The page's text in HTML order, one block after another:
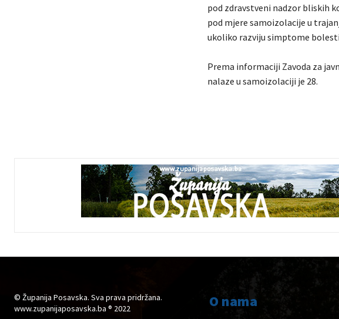
pod zdravstveni nadzor bliskih
pod mjere samoizolacije u
ukoliko razviju simptome
Prema informaciji Zavoda za
nalaze u samoizolaciji je 28.
© Županija Posavska. Sva prava pridržana.
www.zupanijaposavska.ba ® 2022
O nama